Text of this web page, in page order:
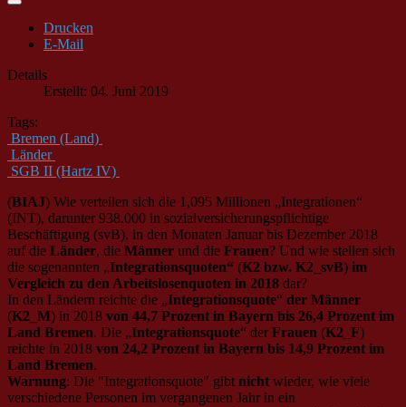
Drucken
E-Mail
Details
Erstellt: 04. Juni 2019
Tags:
Bremen (Land)
Länder
SGB II (Hartz IV)
(BIAJ) Wie verteilen sich die 1,095 Millionen „Integrationen“
(INT), darunter 938.000 in sozialversicherungspflichtige
Beschäftigung (svB), in den Monaten Januar bis Dezember 2018
auf die Länder, die Männer und die Frauen? Und wie stellen sich
die sogenannten „Integrationsquoten“ (K2 bzw. K2_svB) im
Vergleich zu den Arbeitslosenquoten in 2018 dar?
In den Ländern reichte die „Integrationsquote“ der Männer
(K2_M) in 2018 von 44,7 Prozent in Bayern bis 26,4 Prozent im
Land Bremen. Die „Integrationsquote“ der Frauen (K2_F)
reichte in 2018 von 24,2 Prozent in Bayern bis 14,9 Prozent im
Land Bremen.
Warnung: Die "Integrationsquote" gibt nicht wieder, wie viele
verschiedene Personen im vergangenen Jahr in ein